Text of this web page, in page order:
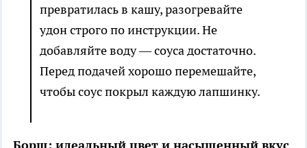
превратилась в кашу, разогревайте
удон строго по инструкции. Не
добавляйте воду — соуса достаточно.
Перед подачей хорошо перемешайте,
чтобы соус покрыл каждую лапшинку.
Борщ: идеальный цвет и насыщенный вкус